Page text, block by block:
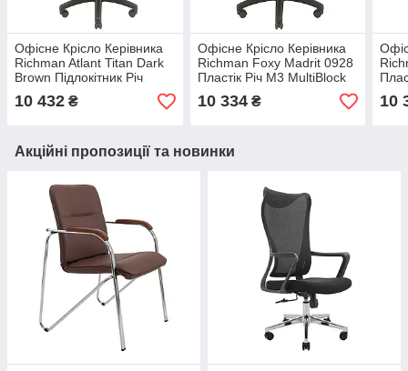
Офісне Крісло Керівника
Richman Atlant Titan Dark
Brown Підлокітник Річ
Пластік М3 MultiBlock
Коричневий
10 432 ₴
Офісне Крісло Керівника
Richman Foxy Madrit 0928
Пластік Річ М3 MultiBlock
Коричневий
10 334₴ 10
Акційні пропозиції та новинки